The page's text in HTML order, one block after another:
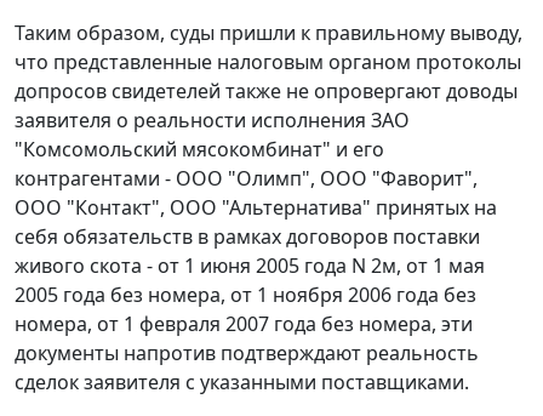
Таким образом, суды пришли к правильному выводу,
что представленные налоговым органом протоколы
допросов свидетелей также не опровергают доводы
заявителя о реальности исполнения ЗАО
"Комсомольский мясокомбинат" и его
контрагентами - ООО "Олимп", ООО "Фаворит",
ООО "Контакт", ООО "Альтернатива" принятых на
себя обязательств в рамках договоров поставки
живого скота - от 1 июня 2005 года N 2м, от 1 мая
2005 года без номера, от 1 ноября 2006 года без
номера, от 1 февраля 2007 года без номера, эти
документы напротив подтверждают реальность
сделок заявителя с указанными поставщиками.